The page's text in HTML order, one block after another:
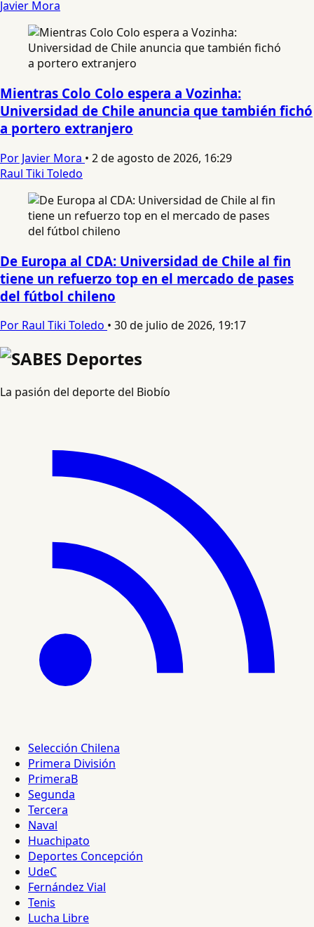
Javier Mora
Mientras Colo Colo espera a Vozinha:
Universidad de Chile anuncia que también fichó
a portero extranjero
Por Javier Mora • 2 de agosto de 2026, 16:29
Raul Tiki Toledo
De Europa al CDA: Universidad de Chile al fin
tiene un refuerzo top en el mercado de pases
del fútbol chileno
Por Raul Tiki Toledo • 30 de julio de 2026, 19:17
La pasión del deporte del Biobío
Selección Chilena
Primera División
PrimeraB
Segunda
Tercera
Naval
Huachipato
Deportes Concepción
UdeC
Fernández Vial
Tenis
Lucha Libre